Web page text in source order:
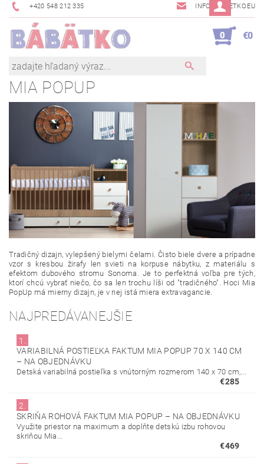
+420 548 212 335 INFO@BABETKO.EU
0 €0
MIA POPUP
Tradičný dizajn, vylepšený bielymi čelami. Čisto biele dvere a prípadne
vzor s kresbou žirafy len svieti na korpuse nábytku, z materiálu s
efektom dubového stromu Sonoma. Je to perfektná voľba pre tých,
ktorí chcú vybrať niečo, čo sa len trochu líši od "tradičného". Hoci Mia
PopUp má mierny dizajn, je v nej istá miera extravagancie.
NAJPREDÁVANEJŠIE
1.
VARIABILNÁ POSTIEĽKA FAKTUM MIA POPUP 70 X 140 CM
– NA OBJEDNÁVKU
Detská variabilná postieľka s vnútorným rozmerom 140 x 70 cm,...
€285
2.
SKRIŇA ROHOVÁ FAKTUM MIA POPUP – NA OBJEDNÁVKU
Využite priestor na maximum a doplňte detskú izbu rohovou
skriňou Mia...
€469